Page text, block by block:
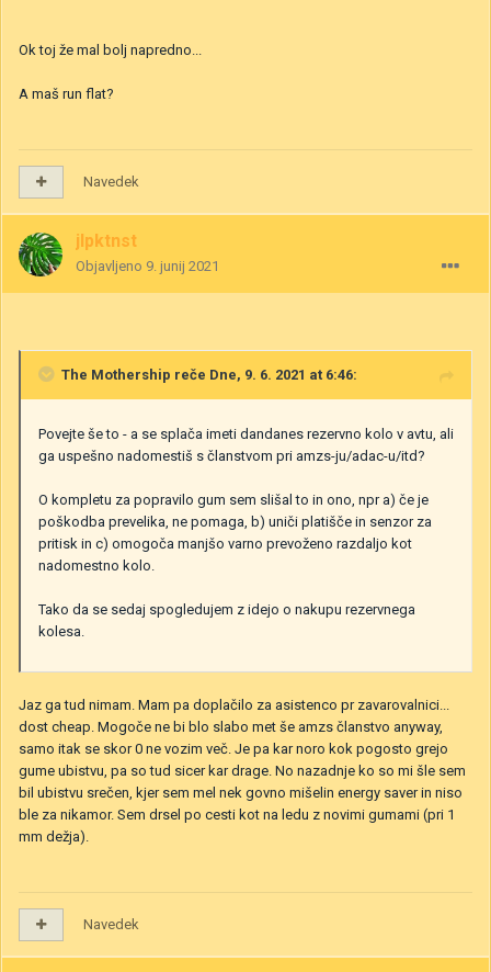
Ok toj že mal bolj napredno...
A maš run flat?
Navedek
jlpktnst
Objavljeno 9. junij 2021
The Mothership reče Dne, 9. 6. 2021 at 6:46:
Povejte še to - a se splača imeti dandanes rezervno kolo v avtu, ali
ga uspešno nadomestiš s članstvom pri amzs-ju/adac-u/itd?
O kompletu za popravilo gum sem slišal to in ono, npr a) če je
poškodba prevelika, ne pomaga, b) uniči platišče in senzor za
pritisk in c) omogoča manjšo varno prevoženo razdaljo kot
nadomestno kolo.
Tako da se sedaj spogledujem z idejo o nakupu rezervnega
kolesa.
Jaz ga tud nimam. Mam pa doplačilo za asistenco pr zavarovalnici...
dost cheap. Mogoče ne bi blo slabo met še amzs članstvo anyway,
samo itak se skor 0 ne vozim več. Je pa kar noro kok pogosto grejo
gume ubistvu, pa so tud sicer kar drage. No nazadnje ko so mi šle sem
bil ubistvu srečen, kjer sem mel nek govno mišelin energy saver in niso
ble za nikamor. Sem drsel po cesti kot na ledu z novimi gumami (pri 1
mm dežja).
Navedek